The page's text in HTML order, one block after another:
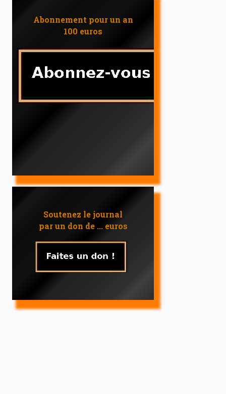
Abonnement pour un an
100 euros
Soutenez le journal
par un don de ... euros